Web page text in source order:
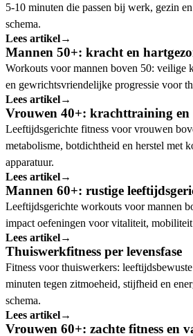
5-10 minuten die passen bij werk, gezin
schema.
Lees artikel→
Mannen 50+: kracht en
Workouts voor mannen boven 50: veilige
en gewrichtsvriendelijke progressie voor
Lees artikel→
Vrouwen 40+: krachttraining en
Leeftijdsgerichte fitness voor vrouwen
metabolisme, botdichtheid en herstel met
apparatuur.
Lees artikel→
Mannen 60+: rustige
Leeftijdsgerichte workouts voor mannen
impact oefeningen voor vitaliteit,
Lees artikel→
Thuiswerkfitness per levensfase
Fitness voor thuiswerkers:
minuten tegen zitmoeheid, stijfheid en
schema.
Lees artikel→
Vrouwen 60+: zachte fitness en